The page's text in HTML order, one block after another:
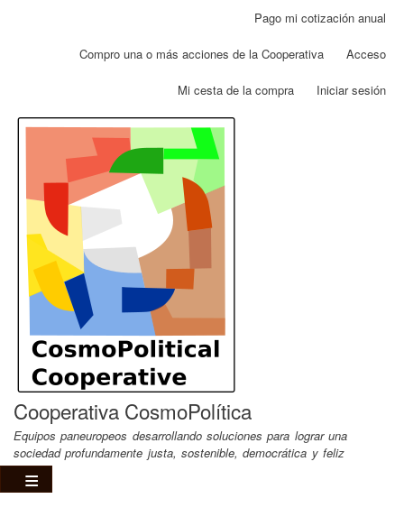
contenido
Pago mi cotización anual
Compro una o más acciones de la Cooperativa Acceso
Mi cesta de la compra Iniciar sesión
Cooperativa CosmoPolítica
Equipos paneuropeos desarrollando soluciones para lograr una
sociedad profundamente justa, sostenible, democrática y feliz